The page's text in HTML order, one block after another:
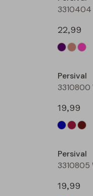
22,99
Persival
19,99
Persival
19,99